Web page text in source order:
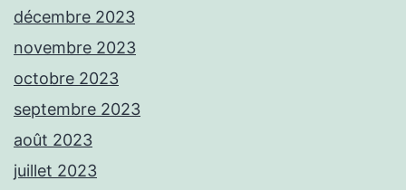
décembre 2023
novembre 2023
octobre 2023
septembre 2023
août 2023
juillet 2023